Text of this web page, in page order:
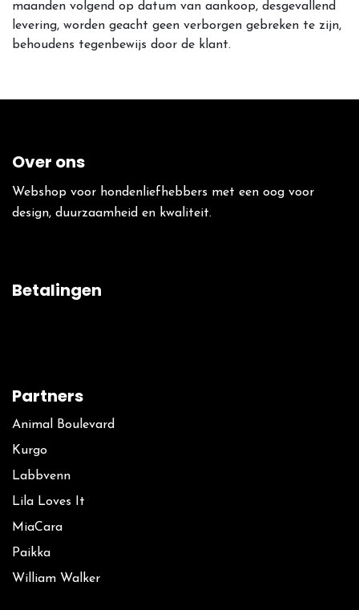
maanden volgend op datum van aankoop, desgevallend
levering, worden geacht geen verborgen gebreken te zijn,
behoudens tegenbewijs door de klant.
Over ons
Webshop voor hondenliefhebbers met een oog voor
design, duurzaamheid en kwaliteit.
Betalingen
Partners
Animal Boulevard
Kurgo
La​bbvenn
Lila Loves It
MiaCara
Paikka
William Walker